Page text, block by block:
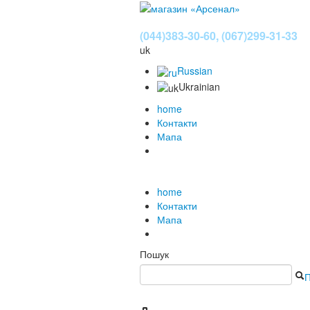
(044)383-30-60, (067)299-31-33
uk
Russian
Ukrainian
home
Контакти
Мапа
home
Контакти
Мапа
Пошук